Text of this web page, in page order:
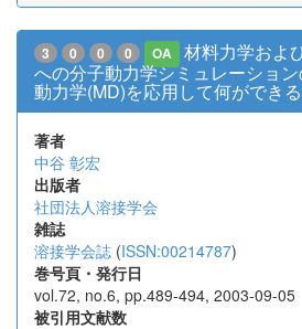
3 0 0 0 OA
材料力学およ
への分子動力学シミュレーショ
動力学(MD)を応用して何ができ
著者
中谷 彰宏
出版者
社団法人溶接学会
雑誌
溶接学会誌 (ISSN:00214787)
巻号頁・発行日
vol.72, no.6, pp.489-494, 2003-09-05
被引用文献数